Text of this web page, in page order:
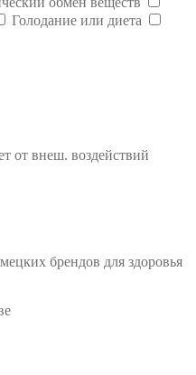
Голодание или диета
от внеш. воздействий
брендов для здоровья